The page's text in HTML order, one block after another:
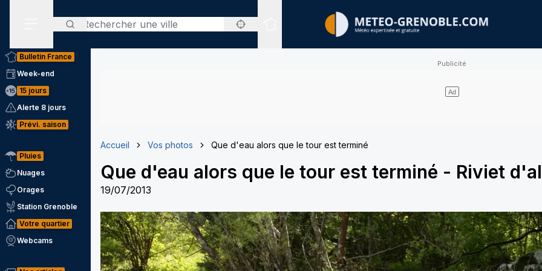
Rechercher
Sites expertisés
Bulletin France
Week-end
15 jours
Alerte 8 jours
Prévi. saison
Pluies
Nuages
Orages
Station Grenoble
Votre quartier
Webcams
Accueil Vos photos Que d'eau alors que le tour est terminé
Que d'eau alors que le tour est terminé - Riviet
19/07/2013